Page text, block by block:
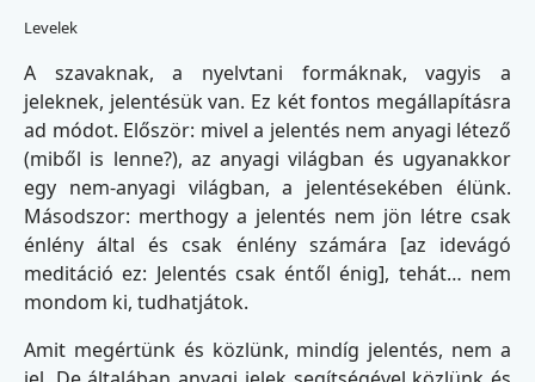
Levelek
A szavaknak, a nyelvtani formáknak, vagyis a
jeleknek, jelentésük van. Ez két fontos megállapításra
ad módot. Először: mivel a jelentés nem anyagi létező
(miből is lenne?), az anyagi világban és ugyanakkor
egy nem-anyagi világban, a jelentésekében élünk.
Másodszor: merthogy a jelentés nem jön létre csak
énlény által és csak énlény számára [az idevágó
meditáció ez: Jelentés csak éntől énig], tehát… nem
mondom ki, tudhatjátok.
Amit megértünk és közlünk, mindíg jelentés, nem a